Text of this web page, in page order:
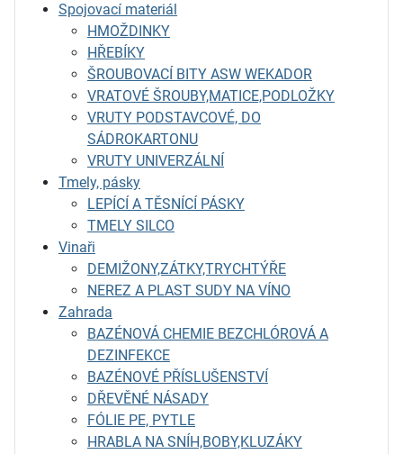
Spojovací materiál
HMOŽDINKY
HŘEBÍKY
ŠROUBOVACÍ BITY ASW WEKADOR
VRATOVÉ ŠROUBY,MATICE,PODLOŽKY
VRUTY PODSTAVCOVÉ, DO
SÁDROKARTONU
VRUTY UNIVERZÁLNÍ
Tmely, pásky
LEPÍCÍ A TĚSNÍCÍ PÁSKY
TMELY SILCO
Vinaři
DEMIŽONY,ZÁTKY,TRYCHTÝŘE
NEREZ A PLAST SUDY NA VÍNO
Zahrada
BAZÉNOVÁ CHEMIE BEZCHLÓROVÁ A
DEZINFEKCE
BAZÉNOVÉ PŘÍSLUŠENSTVÍ
DŘEVĚNÉ NÁSADY
FÓLIE PE, PYTLE
HRABLA NA SNÍH,BOBY,KLUZÁKY